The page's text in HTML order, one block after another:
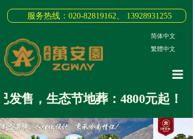
3D
服务热线：020-82819162、 13928931255
简体中文
繁體中文
售，生态节地葬：4800元起！